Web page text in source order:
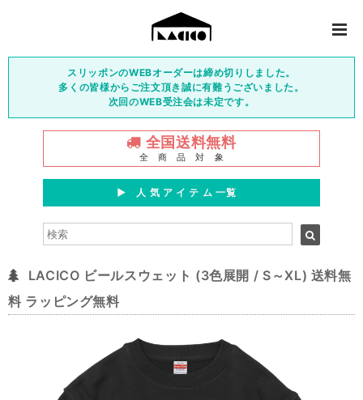
スリッポンのWEBオーダーは締め切りしました。
多くの皆様からご注文頂き誠に有難うございました。
次回のWEB受注会は未定です。
全国送料無料
全 商 品 対 象
▶︎ 人 気 ア イ テ ム 一覧
LACICO ビールスウェット (3色展開 / S～XL) 送料無
料 ラッピング無料